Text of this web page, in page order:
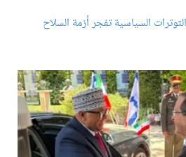
السياسية تفجر أزمة السلاح